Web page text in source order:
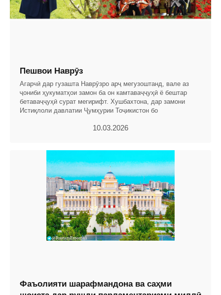
Пешвои Наврӯз
Агарчӣ дар гузашта Наврӯзро арҷ мегузоштанд, вале аз
ҷониби ҳукуматҳои замон ба он камтаваҷҷуҳӣ ё бештар
бетаваҷҷуҳӣ сурат мегирифт. Хушбахтона, дар замони
Истиқлоли давлатии Ҷумҳурии Тоҷикистон бо
10.03.2026
Фаъолияти шарафмандона ва саҳми